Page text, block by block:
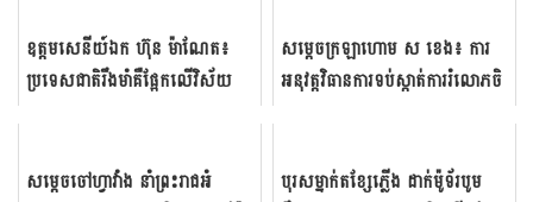
ឧត្តម​សេនី​យ៍ឯក ហ៊ុន​ ម៉ាណែត​៖
ប្រទេស​ជាតិ​រឹងមាំ​គឺផ្អែក​លើ​វិស័យ​
សម្ដេច​ក្រឡា​ហោម ស ខេង​៖ ការ
អនុវត្តវិធាន​​ការ​ទប់ស្កាត់​ការរំលោភ​​ចិ​
សម្តេច​ចៅ​ហ្វាវាំង​ នាំ​ព្រះ​រាជ​អំ​
បុរសម្នាក់តខ្សែភ្លើង ដាក់ម៉ូទ័របូម